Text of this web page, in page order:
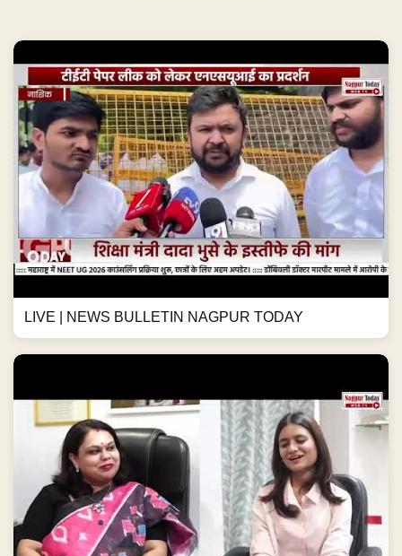
LIVE | NEWS BULLETIN NAGPUR TODAY